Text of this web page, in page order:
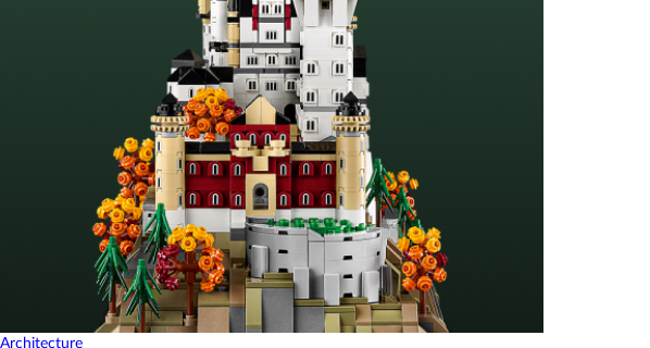
Architecture